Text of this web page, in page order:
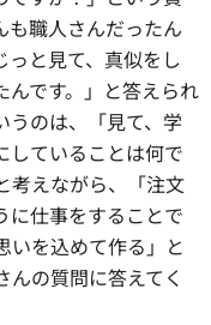
も職人さんだったん
っと見て、真似をし
んです。」と答えられ
うのは、「見て、学
していることは何で
考えながら、「注文
に仕事をすることで
いを込めて作る」と
んの質問に答えてく